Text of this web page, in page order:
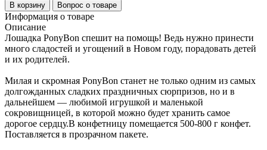
В корзину Вопрос о товаре
Информация о товаре
Описание
Лошадка PonyBon спешит на помощь! Ведь нужно принести
много сладостей и угощений в Новом году, порадовать детей
и их родителей.
Милая и скромная PonyBon станет не только одним из самых
долгожданных сладких праздничных сюрпризов, но и в
дальнейшем — любимой игрушкой и маленькой
сокровищницей, в которой можно будет хранить самое
дорогое сердцу.В конфетницу помещается 500-800 г конфет.
Поставляется в прозрачном пакете.